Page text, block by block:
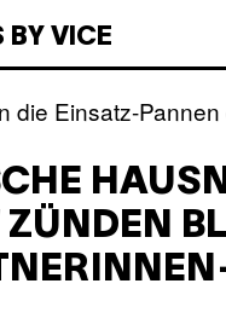
BY VICE
die Einsatz-
ZÜNDEN